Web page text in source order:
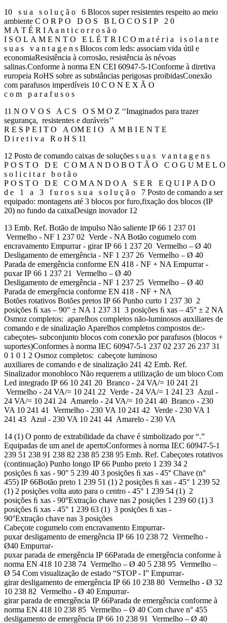
10 s u a s o l u ç ã o 6 Blocos super resistentes respeito ao meio
ambiente C O R P O D O S B L O C O S I P 2 0
M A T É R I A a n t i c o r r o s ã o
I S O L A M E N T O E L É T R I C O m a t é r i a i s o l a n t e
s u a s v a n t a g e n s Blocos com leds: associam vida útil e
economiaResistência à corrosão, resistência às névoas
salinas.Conforme à norma EN CEI 60947-5-1Conforme à diretiva
europeia RoHS sobre as substâncias perigosas proibidasConexão
com parafusos imperdíveis 10 C O N E X Ã O
c o m p a r a f u s o s
11 N O V O S A C S O S M O Z ‘‘Imaginados para trazer
segurança, resistentes e duráveis’’
R E S P E I T O A OM E I O A M B I E N T E
D i r e t i v a R o H S 11
12 Posto de comando caixas de soluções s u a s v a n t a g e n s
P O S T O D E C O M A N D O B O T Ã O C O G U M E L O
s o l i c i t a r b o t ã o
P O S T O D E C O M A N D O A S E R E Q U I P A D O
d e 1 a 3 f u r o s s u a s o l u ç ã o 7 Posto de comando a ser
equipado: montagens até 3 blocos por furo,fixação dos blocos (IP
20) no fundo da caixaDesign inovador 12
13 Emb. Ref. Botão de impulso Não saliente IP 66 1 237 01
Vermelho - NF 1 237 02 Verde - NA Botão cogumelo com
encravamento Empurrar - girar IP 66 1 237 20 Vermelho – Ø 40
Desligamento de emergência - NF 1 237 26 Vermelho – Ø 40
Parada de emergência conforme EN 418 - NF + NA Empurrar -
puxar IP 66 1 237 21 Vermelho – Ø 40
Desligamento de emergência - NF 1 237 25 Vermelho – Ø 40
Parada de emergência conforme EN 418 - NF + NA
Botões rotativos Botões pretos IP 66 Punho curto 1 237 30 2
posições ﬁ xas – 90° ± NA 1 237 31 3 posições ﬁ xas – 45° ± 2 NA
Osmoz completos: aparelhos completos não-luminosos auxiliares de
comando e de sinalização Aparelhos completos compostos de:-
cabeçotes- subconjunto blocos com conexão por parafusos (blocos +
suportes)Conformes à norma IEC 60947-5-1 237 02 237 26 237 31
0 1 0 1 2 Osmoz completos: cabeçote luminoso
auxiliares de comando e de sinalização 241 42 Emb. Ref.
Sinalizador monobloco Não requerem a utilização de um bloco Com
Led integrado IP 66 10 241 20 Branco - 24 VA/= 10 241 21
Vermelho - 24 VA/= 10 241 22 Verde - 24 VA/= 1 241 23 Azul -
24 VA/= 10 241 24 Amarelo - 24 VA/= 10 241 40 Branco - 230
VA 10 241 41 Vermelho - 230 VA 10 241 42 Verde - 230 VA 1
241 43 Azul - 230 VA 10 241 44 Amarelo - 230 VA
14 (1) O ponto de extrabilidade da chave é simbolizado por “.”
Equipadas de um anel de apertoConformes à norma IEC 60947-5-1
239 51 238 91 238 82 238 85 238 95 Emb. Ref. Cabeçotes rotativos
(continuação) Punho longo IP 66 Punho preto 1 239 34 2
posições ﬁ xas - 90° 5 239 40 3 posições ﬁ xas - 45° Chave (n°
455) IP 66Botão preto 1 239 51 (1) 2 posições ﬁ xas - 45° 1 239 52
(1) 2 posições volta auto para o centro - 45° 1 239 54 (1) 2
posições ﬁ xas - 90°Extração chave nas 2 posições 1 239 60 (1) 3
posições ﬁ xas - 45° 1 239 63 (1) 3 posições ﬁ xas -
90°Extração chave nas 3 posições
Cabeçote cogumelo com encravamento Empurrar-
puxar desligamento de emergência IP 66 10 238 72 Vermelho -
Ø40 Empurrar-
puxar parada de emergência IP 66Parada de emergência conforme à
norma EN 418 10 238 74 Vermelho – Ø 40 5 238 95 Vermelho –
Ø 54 Com visualização de estado “STOP - I” Empurrar-
girar desligamento de emergência IP 66 10 238 80 Vermelho - Ø 32
10 238 82 Vermelho - Ø 40 Empurrar-
girar parada de emergência IP 66Parada de emergência conforme à
norma EN 418 10 238 85 Vermelho – Ø 40 Com chave n° 455
desligamento de emergência IP 66 10 238 91 Vermelho – Ø 40